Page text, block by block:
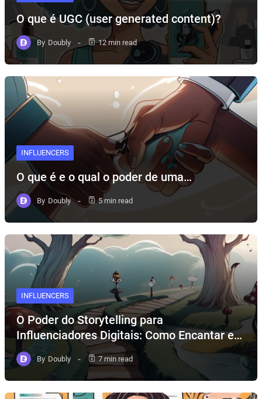
O que é UGC (user generated content)?
By Doubly 12 min read
INFLUENCERS
O que é e o qual o poder de uma…
By Doubly 5 min read
INFLUENCERS
O Poder do Storytelling para
Influenciadores Digitais: Como Encantar e…
By Doubly 7 min read